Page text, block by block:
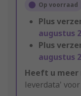
Op voorraad
Plus
augustus
Plus
augustus
Heeft u meer
leverdata'